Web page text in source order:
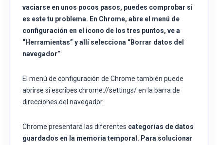
vaciarse en unos pocos pasos, puedes comprobar si
es este tu problema. En Chrome, abre el menú de
configuración en el icono de los tres puntos, ve a
“Herramientas” y allí selecciona “Borrar datos del
navegador”:
El menú de configuración de Chrome también puede
abrirse si escribes chrome://settings/ en la barra de
direcciones del navegador.
Chrome presentará las diferentes categorías de datos
guardados en la memoria temporal. Para solucionar